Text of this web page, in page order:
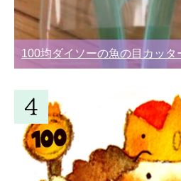
100均ダイソーの魚の目カッタ